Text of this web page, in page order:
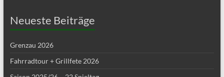
Neueste Beiträge
Grenzau 2026
Fahrradtour + Grillfete 2026